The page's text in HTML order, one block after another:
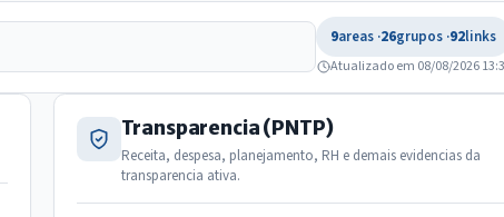
9areas ·26grupos ·92links
Atualizado em 08/08/2026
Transparencia (PNTP)
Receita, despesa, planejamento, RH e demais evidencias da
transparencia ativa.